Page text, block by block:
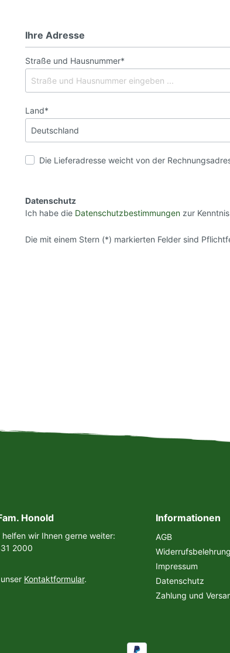
Ihre Adresse
Straße und Hausnummer*
Land*
Die Lieferadresse weicht von der
Datenschutz
Ich habe die Datenschutzbestimmungen zur
Die mit einem Stern (*) markierten Felder sind
Honold
helfen wir Ihnen gerne weiter:
2000
Kontaktformular.
Informationen
AGB
Widerrufsbelehrung
Impressum
Datenschutz
Zahlung und